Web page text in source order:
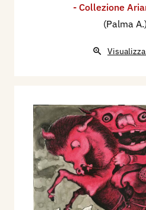
- Collezione
(Palma